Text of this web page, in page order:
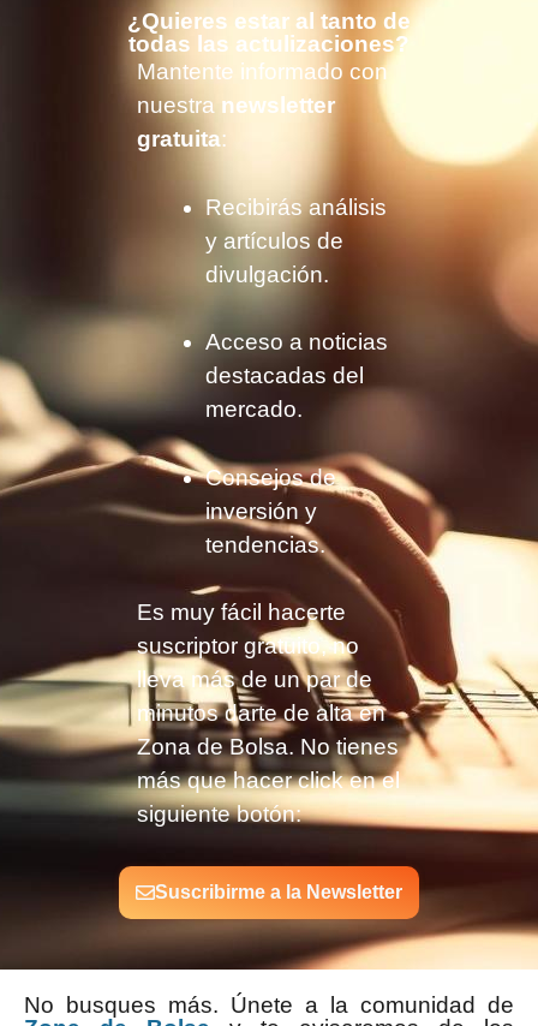
¿Quieres estar al tanto de
todas las actulizaciones?
Mantente informado con
nuestra newsletter
gratuita:
Recibirás análisis
y artículos de
divulgación.
Acceso a noticias
destacadas del
mercado.
Consejos de
inversión y
tendencias.
Es muy fácil hacerte
suscriptor gratuito, no
lleva más de un par de
minutos darte de alta en
Zona de Bolsa. No tienes
más que hacer click en el
siguiente botón:
Suscribirme a la Newsletter
No busques más. Únete a la comunidad de